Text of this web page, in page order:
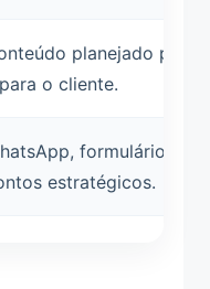
planejado para
o cliente.
formulário e
estratégicos.